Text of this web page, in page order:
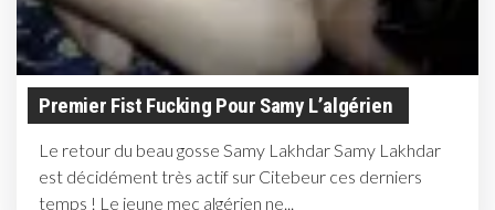
Premier Fist Fucking Pour Samy L’algérien
Le retour du beau gosse Samy Lakhdar Samy Lakhdar
est décidément très actif sur Citebeur ces derniers
temps ! Le jeune mec algérien ne...